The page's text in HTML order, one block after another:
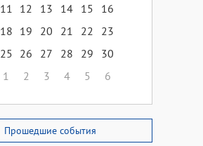
11 12 13 14 15
16
18 19 20 21 22
23
25 26 27 28 29
30
1 2 3 4 5 6
Прошедшие события